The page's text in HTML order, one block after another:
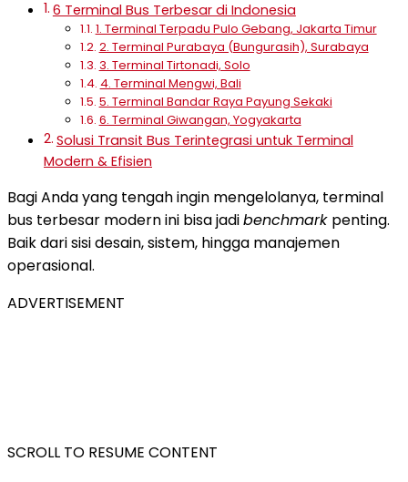
6 Terminal Bus Terbesar di Indonesia
1. Terminal Terpadu Pulo Gebang, Jakarta Timur
2. Terminal Purabaya (Bungurasih), Surabaya
3. Terminal Tirtonadi, Solo
4. Terminal Mengwi, Bali
5. Terminal Bandar Raya Payung Sekaki
6. Terminal Giwangan, Yogyakarta
Solusi Transit Bus Terintegrasi untuk Terminal
Modern & Efisien
Bagi Anda yang tengah ingin mengelolanya, terminal
bus terbesar modern ini bisa jadibenchmark penting.
Baik dari sisi desain, sistem, hingga manajemen
operasional.
ADVERTISEMENT
SCROLL TO RESUME CONTENT